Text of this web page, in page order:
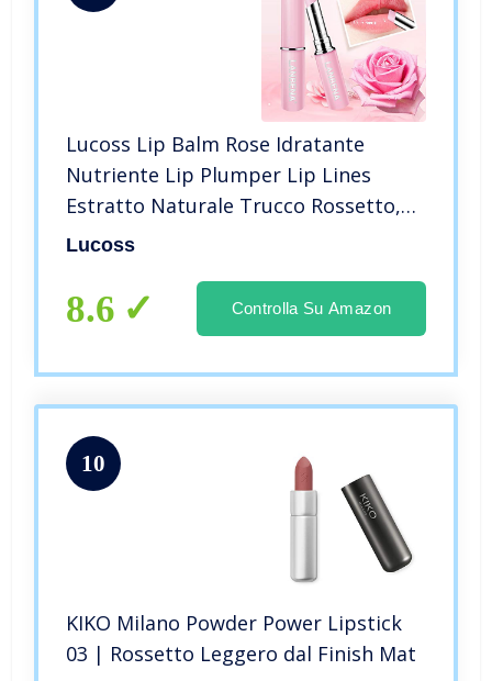
Lucoss Lip Balm Rose Idratante
Nutriente Lip Plumper Lip Lines
Estratto Naturale Trucco Rossetto,
Ottima Scelta e Regalo per Ragazze
Lucoss
8.6 Controlla Su Amazon
10
KIKO Milano Powder Power Lipstick
03 | Rossetto Leggero dal Finish Mat